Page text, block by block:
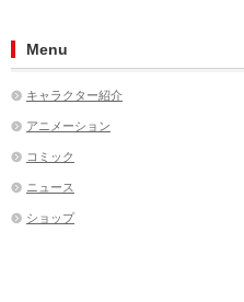
Menu
キャラクター紹介
アニメーション
コミック
ニュース
ショップ